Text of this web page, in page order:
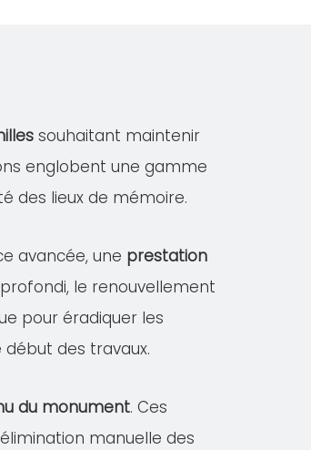
souhaitant maintenir
englobent une gamme
des lieux de mémoire.
avancée, une prestation
le renouvellement
pour éradiquer les
des travaux.
du monument. Ces
manuelle des